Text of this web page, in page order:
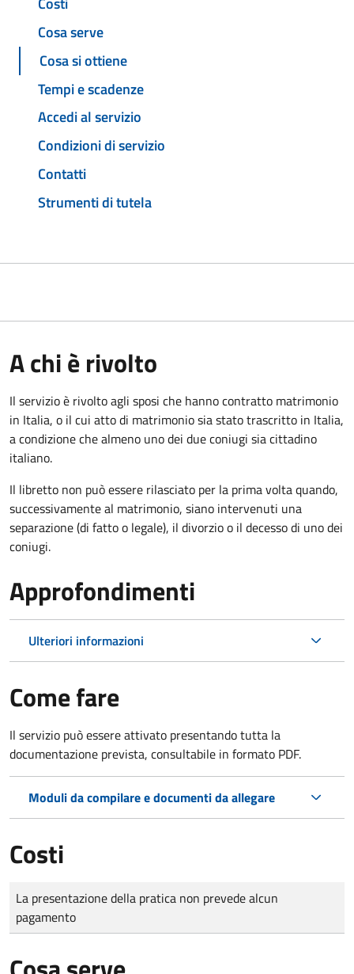
Cosa serve
Cosa si ottiene
Tempi e scadenze
Accedi al servizio
Condizioni di servizio
Contatti
Strumenti di tutela
A chi è rivolto
Il servizio è rivolto agli sposi che hanno contratto matrimonio
in Italia, o il cui atto di matrimonio sia stato trascritto in Italia,
a condizione che almeno uno dei due coniugi sia cittadino
italiano.
Il libretto non può essere rilasciato per la prima volta quando,
successivamente al matrimonio, siano intervenuti una
separazione (di fatto o legale), il divorzio o il decesso di uno dei
coniugi.
Approfondimenti
Ulteriori informazioni
Come fare
Il servizio può essere attivato presentando tutta la
documentazione prevista, consultabile in formato PDF.
Moduli da compilare e documenti da allegare
Costi
Tipo di pagamento
Importo
La presentazione della pratica non prevede alcun
pagamento